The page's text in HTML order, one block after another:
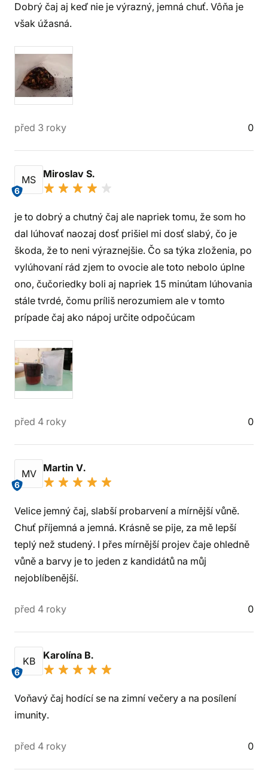
Dobrý čaj aj keď nie je výrazný, jemná chuť. Vôňa je
však úžasná.
před 3 roky 0
MS
6
Miroslav S.
je to dobrý a chutný čaj ale napriek tomu, že som ho
dal lúhovať naozaj dosť prišiel mi dosť slabý, čo je
škoda, že to neni výraznejšie. Čo sa týka zloženia, po
vylúhovaní rád zjem to ovocie ale toto nebolo úplne
ono, čučoriedky boli aj napriek 15 minútam lúhovania
stále tvrdé, čomu príliš nerozumiem ale v tomto
prípade čaj ako nápoj určite odpočúcam
před 4 roky 0
MV
6
Martin V.
Velice jemný čaj, slabší probarvení a mírnější vůně.
Chuť příjemná a jemná. Krásně se pije, za mě lepší
teplý než studený. I přes mírnější projev čaje ohledně
vůně a barvy je to jeden z kandidátů na můj
nejoblíbenější.
před 4 roky 0
KB
6
Karolína B.
Voňavý čaj hodící se na zimní večery a na posílení
imunity.
před 4 roky 0